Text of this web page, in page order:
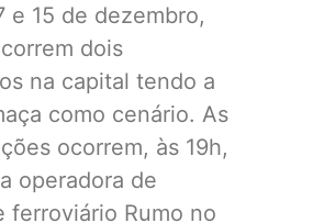
e 15 de dezembro,
dois
na capital tendo a
como cenário. As
ocorrem, às 19h,
operadora de
ferroviário Rumo no